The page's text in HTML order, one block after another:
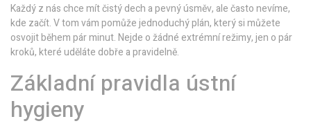
Každý z nás chce mít čistý dech a pevný úsměv, ale často nevíme,
kde začít. V tom vám pomůže jednoduchý plán, který si můžete
osvojit během pár minut. Nejde o žádné extrémní režimy, jen o pár
kroků, které uděláte dobře a pravidelně.
Základní pravidla ústní
hygieny